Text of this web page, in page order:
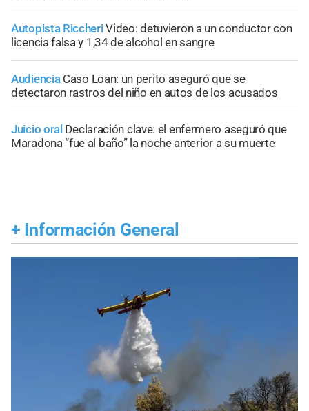
Autopista RiccheriVideo: detuvieron a un conductor con
licencia falsa y 1,34 de alcohol en sangre
Audiencia Caso Loan: un perito aseguró que se
detectaron rastros del niño en autos de los acusados
Juicio oral Declaración clave: el enfermero aseguró que
Maradona “fue al baño” la noche anterior a su muerte
+ Información General